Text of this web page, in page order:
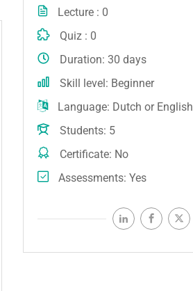
Lecture
0
Quiz
0
Duration 30 days
Skill level Beginner
Language Dutch or English
Students 5
Certificate No
Assessments Yes